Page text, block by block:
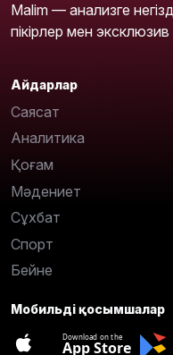
Malim — анализге
пікірлер мен
Айдарлар
Саясат
Аналитика
Қоғам
Мәдениет
Сұхбат
Спорт
Бейне
Мобильді қосымшалар
Download on the
App Store